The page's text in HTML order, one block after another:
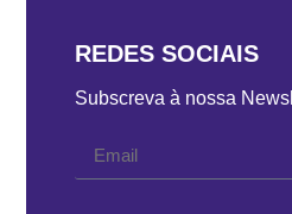
REDES SOCIAIS
Subscreva à nossa